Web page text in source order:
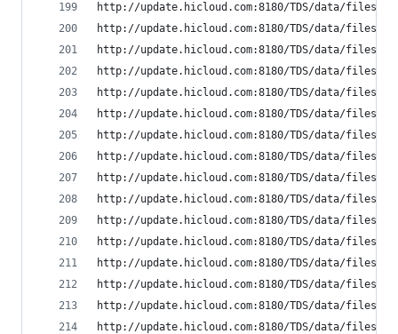
http://update.hicloud.com:8180/TDS/data/files/p9/
http://update.hicloud.com:8180/TDS/data/files/p9/
http://update.hicloud.com:8180/TDS/data/files/p9/
http://update.hicloud.com:8180/TDS/data/files/p9/
http://update.hicloud.com:8180/TDS/data/files/p9/
http://update.hicloud.com:8180/TDS/data/files/p9/
http://update.hicloud.com:8180/TDS/data/files/p9/
http://update.hicloud.com:8180/TDS/data/files/p9/
http://update.hicloud.com:8180/TDS/data/files/p9/
http://update.hicloud.com:8180/TDS/data/files/p9/
http://update.hicloud.com:8180/TDS/data/files/p9/
http://update.hicloud.com:8180/TDS/data/files/p9/
http://update.hicloud.com:8180/TDS/data/files/p9/
http://update.hicloud.com:8180/TDS/data/files/p9/
http://update.hicloud.com:8180/TDS/data/files/p9/
http://update.hicloud.com:8180/TDS/data/files/